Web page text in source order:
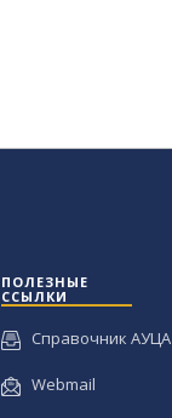
ПОЛЕЗНЫЕ
ССЫЛКИ
Справочник АУЦА
Webmail